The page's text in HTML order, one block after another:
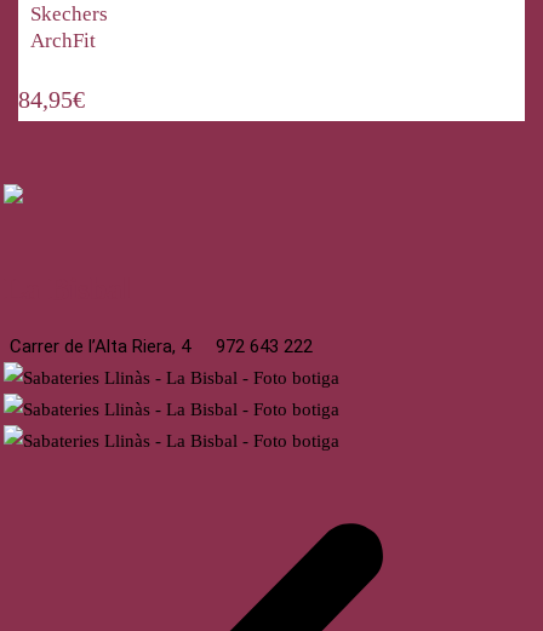
Skechers
ArchFit
84,95€
Carrer de l’Alta Riera, 4 972 643 222